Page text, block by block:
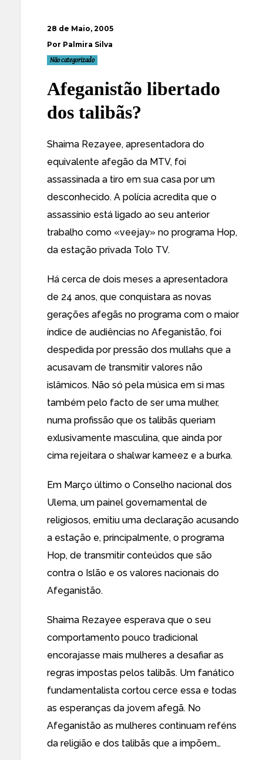
28 de Maio, 2005
Por Palmira Silva
Não categorizado
Afeganistão libertado
dos talibãs?
Shaima Rezayee, apresentadora do
equivalente afegão da MTV, foi
assassinada a tiro em sua casa por um
desconhecido. A polícia acredita que o
assassínio está ligado ao seu anterior
trabalho como «veejay» no programa Hop,
da estação privada Tolo TV.
Há cerca de dois meses a apresentadora
de 24 anos, que conquistara as novas
gerações afegãs no programa com o maior
índice de audiências no Afeganistão, foi
despedida por pressão dos mullahs que a
acusavam de transmitir valores não
islâmicos. Não só pela música em si mas
também pelo facto de ser uma mulher,
numa profissão que os talibãs queriam
exlusivamente masculina, que ainda por
cima rejeitara o shalwar kameez e a burka.
Em Março último o Conselho nacional dos
Ulema, um painel governamental de
religiosos, emitiu uma declaração acusando
a estação e, principalmente, o programa
Hop, de transmitir conteúdos que são
contra o Islão e os valores nacionais do
Afeganistão.
Shaima Rezayee esperava que o seu
comportamento pouco tradicional
encorajasse mais mulheres a desafiar as
regras impostas pelos talibãs. Um fanático
fundamentalista cortou cerce essa e todas
as esperanças da jovem afegã. No
Afeganistão as mulheres continuam reféns
da religião e dos talibãs que a impõem…